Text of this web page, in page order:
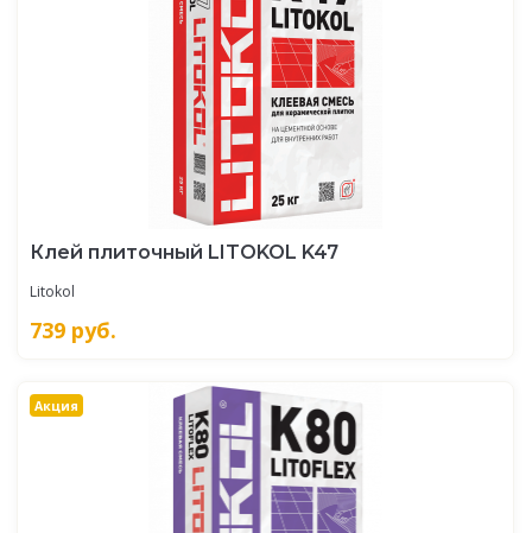
Клей плиточный LITOKOL K47
Litokol
739 руб.
Акция